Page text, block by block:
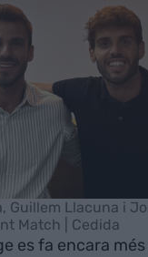
Guillem Llacuna i
Match | Cedida
es fa encara